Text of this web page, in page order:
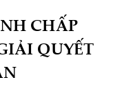
CHẤP
QUYẾT